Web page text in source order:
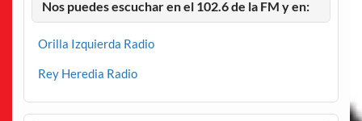
Nos puedes escuchar en el 102.6 de la FM y en:
Orilla Izquierda Radio
Rey Heredia Radio